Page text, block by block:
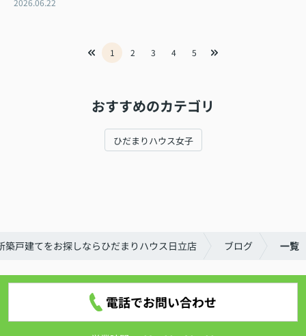
1 2 3 4 5
おすすめのカテゴリ
ひだまりハウス女子
築戸建てをお探しならひだまりハウス日立店 ブログ 一覧
電話でお問い合わせ